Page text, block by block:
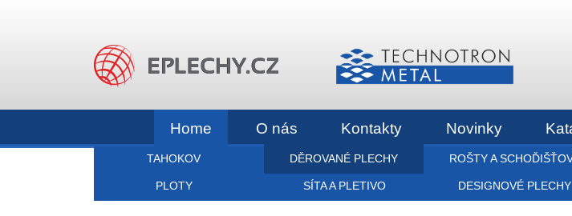
Home
TAHOKOV DĚROVANÉ PLECHY ROŠTY A
PLOTY SÍTA A PLETIVO DESIGNOVÉ PLECHY
O nás Kontakty Novinky